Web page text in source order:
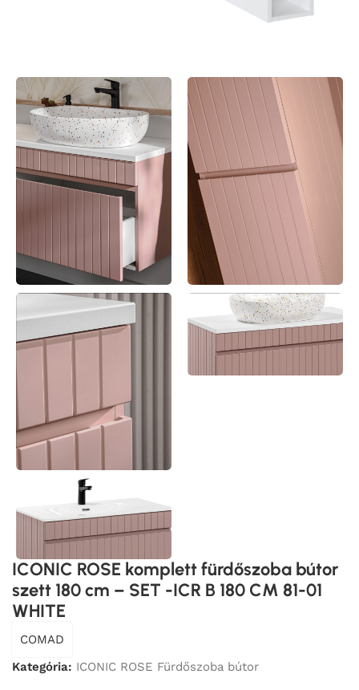
ICONIC ROSE komplett fürdőszoba bútor
szett 180 cm – SET -ICR B 180 CM 81-01
WHITE
COMAD
Kategória: ICONIC ROSE Fürdőszoba bútor